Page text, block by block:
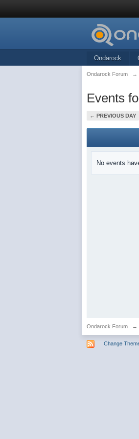
Ondarock
Ondarock Forum →
Events
← PREVIOUS DAY
No events
Ondarock Forum →
Change